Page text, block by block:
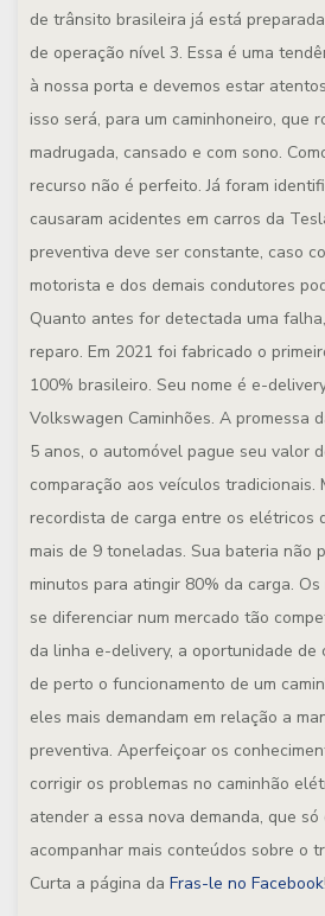
de trânsito brasileira já está
de operação nível 3. Essa é uma
à nossa porta e devemos estar
isso será, para um caminhoneiro, que
madrugada, cansado e com sono.
recurso não é perfeito. Já foram
causaram acidentes em carros da
preventiva deve ser constante, caso
motorista e dos demais condutores
Quanto antes for detectada uma
reparo. Em 2021 foi fabricado o
100% brasileiro. Seu nome é e-
Volkswagen Caminhões. A promessa
5 anos, o automóvel pague seu valor
comparação aos veículos tradicionais.
recordista de carga entre os elétricos
mais de 9 toneladas. Sua bateria não
minutos para atingir 80% da carga.
se diferenciar num mercado tão
da linha e-delivery, a oportunidade de
de perto o funcionamento de um
eles mais demandam em relação a
preventiva. Aperfeiçoar os
corrigir os problemas no caminhão
atender a essa nova demanda, que só
acompanhar mais conteúdos sobre o
Curta a página da Fras-le no Facebook